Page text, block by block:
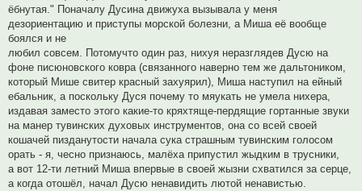
ёбнутая." Поначалу Дусина движуха вызывала у меня
дезориентацию и приступы морской болезни, а Миша её вообще
боялся и не
любил совсем. Потомучто один раз, нихуя неразглядев Дусю на
фоне писюновского ковра (связанного наверно тем же дальтоником,
который Мише свитер красный захуярил), Миша наступил на ейный
ебальник, а поскольку Дуся почему то мяукать не умела нихера,
издавая заместо этого какие-то кряхтяще-пердящие гортанные звуки
на манер тувинских духовых инструментов, она со всей своей
кошачей пизданутости начала сука страшным тувинским голосом
орать - я, чесно признаюсь, малёха припустил жыдким в трусники,
а вот 12-ти летний Миша впервые в своей жызни схватился за серце,
а когда отошёл, начал Дусю ненавидить лютой ненавистью.